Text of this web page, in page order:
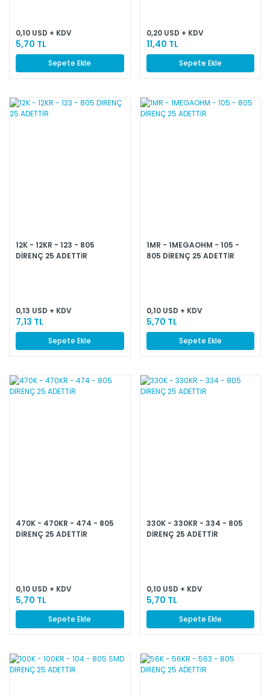
0,10 USD + KDV
5,70 TL
Sepete Ekle
0,20 USD + KDV
11,40 TL
Sepete Ekle
12K - 12KR - 123 - 805
DİRENÇ 25 ADETTİR
0,13 USD + KDV
7,13 TL
Sepete Ekle
1MR - 1MEGAOHM - 105 -
805 DİRENÇ 25 ADETTİR
0,10 USD + KDV
5,70 TL
Sepete Ekle
470K - 470KR - 474 - 805
DİRENÇ 25 ADETTİR
0,10 USD + KDV
5,70 TL
Sepete Ekle
330K - 330KR - 334 - 805
DİRENÇ 25 ADETTİR
0,10 USD + KDV
5,70 TL
Sepete Ekle